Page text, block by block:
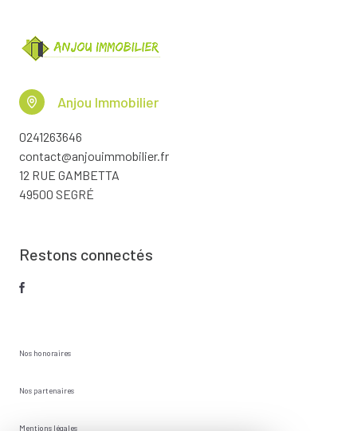
Anjou Immobilier
0241263646
contact@anjouimmobilier.fr
12 RUE GAMBETTA
49500 SEGRÉ
Restons connectés
Nos honoraires
Nos partenaires
Mentions légales